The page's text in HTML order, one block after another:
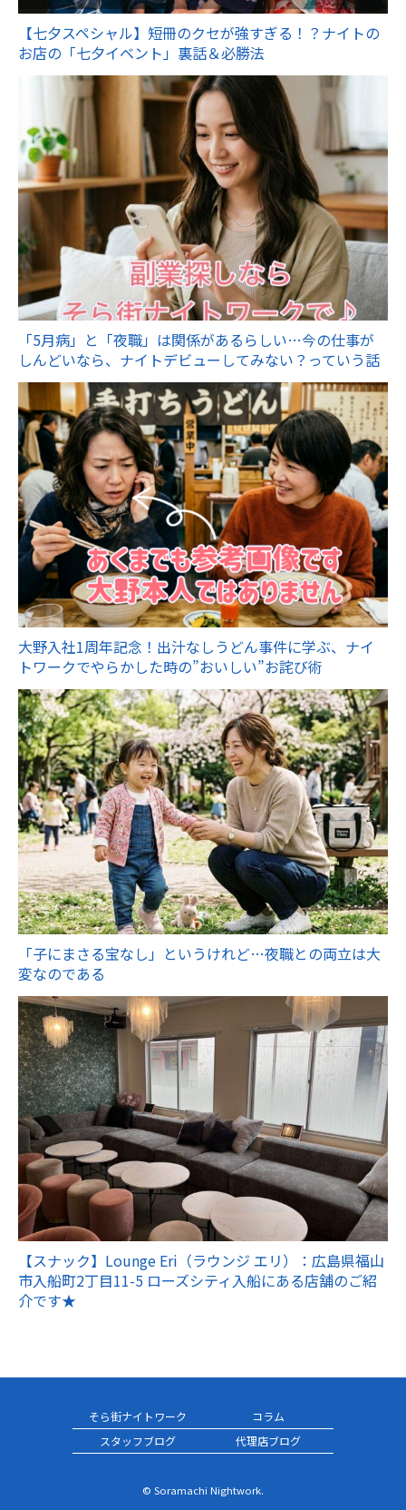
【七夕スペシャル】短冊のクセが強すぎる！？ナイトの
お店の「七夕イベント」裏話＆必勝法
「5月病」と「夜職」は関係があるらしい…今の仕事が
しんどいなら、ナイトデビューしてみない？っていう話
大野入社1周年記念！出汁なしうどん事件に学ぶ、ナイ
トワークでやらかした時の”おいしい”お詫び術
「子にまさる宝なし」というけれど…夜職との両立は大
変なのである
【スナック】Lounge Eri（ラウンジ エリ）：広島県福山
市入船町2丁目11-5 ローズシティ入船にある店舗のご紹
介です★
そら街ナイトワーク
コラム
スタッフブログ
代理店ブログ
© Soramachi Nightwork.